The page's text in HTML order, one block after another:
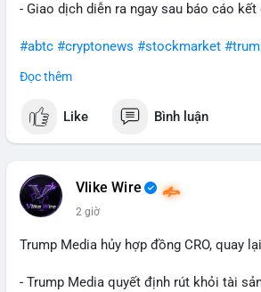
- Giao dịch diễn ra ngay sau báo cáo
#abtc #cryptonews #stockmarket
$btc $eth
#vlikevn #titanbot
Đọc thêm
Like Bình luận
Vlike Wire
2 giờ
Trump Media hủy hợp đồng CRO, quay
- Trump Media quyết định rút khỏi tài